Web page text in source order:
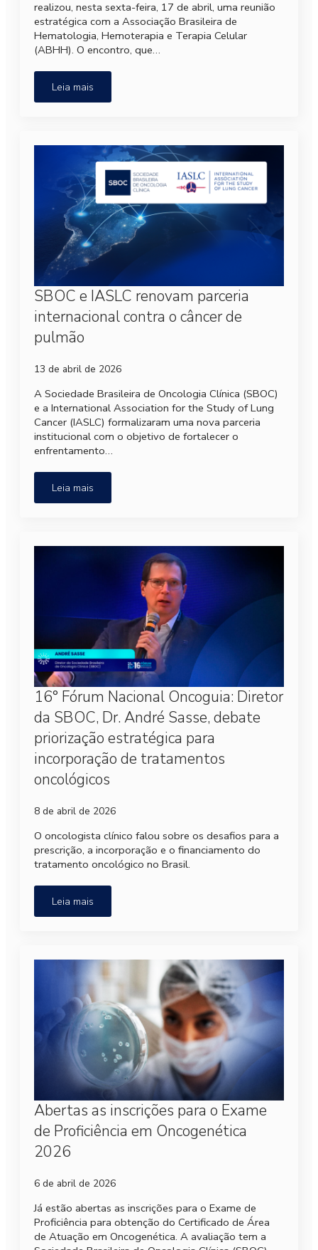
realizou, nesta sexta-feira, 17 de abril, uma reunião
estratégica com a Associação Brasileira de
Hematologia, Hemoterapia e Terapia Celular
(ABHH). O encontro, que…
Leia mais
SBOC e IASLC renovam parceria
internacional contra o câncer de
pulmão
13 de abril de 2026
A Sociedade Brasileira de Oncologia Clínica (SBOC)
e a International Association for the Study of Lung
Cancer (IASLC) formalizaram uma nova parceria
institucional com o objetivo de fortalecer o
enfrentamento…
Leia mais
16° Fórum Nacional Oncoguia: Diretor
da SBOC, Dr. André Sasse, debate
priorização estratégica para
incorporação de tratamentos
oncológicos
8 de abril de 2026
O oncologista clínico falou sobre os desafios para a
prescrição, a incorporação e o financiamento do
tratamento oncológico no Brasil.
Leia mais
Abertas as inscrições para o Exame
de Proficiência em Oncogenética
2026
6 de abril de 2026
Já estão abertas as inscrições para o Exame de
Proficiência para obtenção do Certificado de Área
de Atuação em Oncogenética. A avaliação tem a